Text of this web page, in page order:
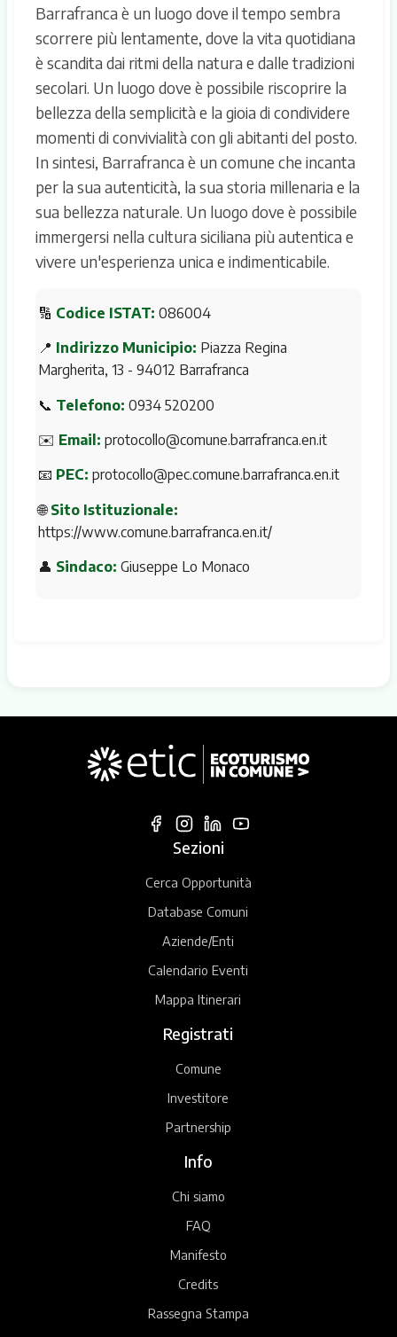
Barrafranca è un luogo dove il tempo sembra
scorrere più lentamente, dove la vita quotidiana
è scandita dai ritmi della natura e dalle tradizioni
secolari. Un luogo dove è possibile riscoprire la
bellezza della semplicità e la gioia di condividere
momenti di convivialità con gli abitanti del posto.
In sintesi, Barrafranca è un comune che incanta
per la sua autenticità, la sua storia millenaria e la
sua bellezza naturale. Un luogo dove è possibile
immergersi nella cultura siciliana più autentica e
vivere un'esperienza unica e indimenticabile.
🔢 Codice ISTAT: 086004
📍 Indirizzo Municipio: Piazza Regina
Margherita, 13 - 94012 Barrafranca
📞 Telefono: 0934 520200
✉️ Email: protocollo@comune.barrafranca.en.it
📧 PEC: protocollo@pec.comune.barrafranca.en.it
🌐Sito Istituzionale:
https://www.comune.barrafranca.en.it/
👤 Sindaco: Giuseppe Lo Monaco
Sezioni
Cerca Opportunità
Database Comuni
Aziende/Enti
Calendario Eventi
Mappa Itinerari
Registrati
Comune
Investitore
Partnership
Info
Chi siamo
FAQ
Manifesto
Credits
Rassegna Stampa